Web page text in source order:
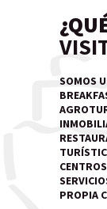
SOMOS
PROPIA